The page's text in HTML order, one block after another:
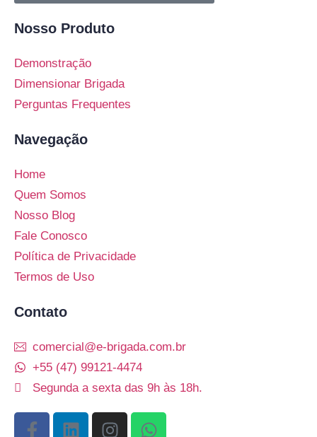
Nosso Produto
Demonstração
Dimensionar Brigada
Perguntas Frequentes
Navegação
Home
Quem Somos
Nosso Blog
Fale Conosco
Política de Privacidade
Termos de Uso
Contato
comercial@e-brigada.com.br
+55 (47) 99121-4474
Segunda a sexta das 9h às 18h.